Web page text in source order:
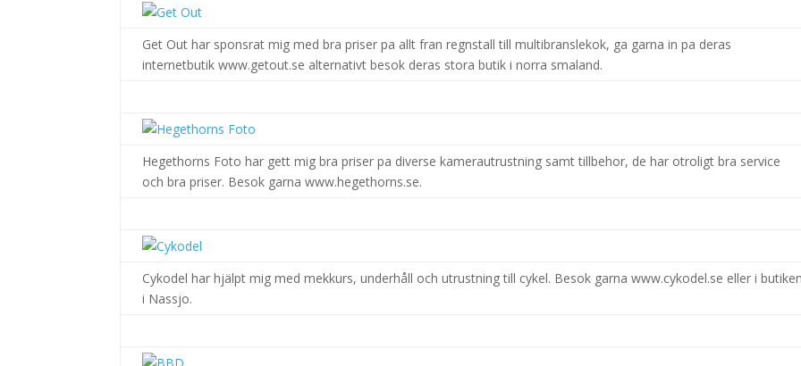
Get Out har sponsrat mig med bra priser pa allt fran regnstall till multibranslekok, ga garna in pa deras
internetbutik www.getout.se alternativt besok deras stora butik i norra smaland.
Hegethorns Foto har gett mig bra priser pa diverse kamerautrustning samt tillbehor, de har otroligt bra service
och bra priser. Besok garna www.hegethorns.se.
Cykodel har hjälpt mig med mekkurs, underhåll och utrustning till cykel. Besok garna www.cykodel.se eller i
i Nassjo.